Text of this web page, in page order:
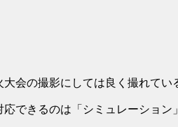
大会の撮影にしては良く撮れて
できるのは「シミュレーション